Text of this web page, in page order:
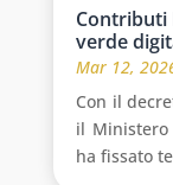
Contributi
verde
Mar 12,
Con il
il
ha fissato